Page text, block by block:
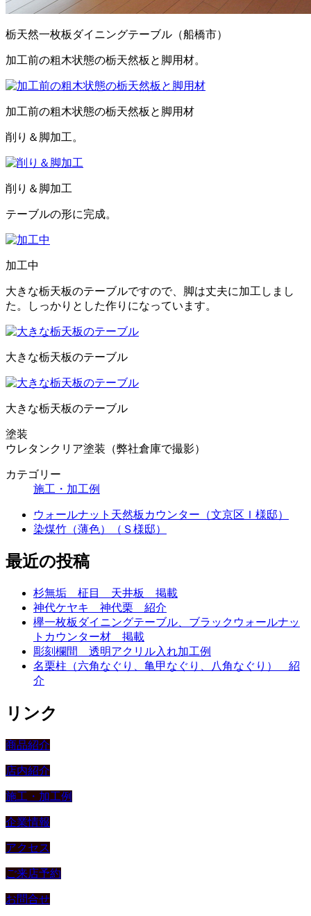
栃天然一枚板ダイニングテーブル（船橋市）
加工前の粗木状態の栃天然板と脚用材。
加工前の粗木状態の栃天然板と脚用材
削り＆脚加工。
削り＆脚加工
テーブルの形に完成。
加工中
大きな栃天板のテーブルですので、脚は丈夫に加工しまし
た。しっかりとした作りになっています。
大きな栃天板のテーブル
大きな栃天板のテーブル
塗装
ウレタンクリア塗装（弊社倉庫で撮影）
カテゴリー
施工・加工例
ウォールナット天然板カウンター（文京区Ｉ様邸）
染煤竹（薄色）（Ｓ様邸）
最近の投稿
杉無垢 柾目 天井板 掲載
神代ケヤキ 神代栗 紹介
欅一枚板ダイニングテーブル、ブラックウォールナッ
トカウンター材 掲載
彫刻欄間 透明アクリル入れ加工例
名栗柱（六角なぐり、亀甲なぐり、八角なぐり） 紹
介
リンク
商品紹介
店内紹介
施工・加工例
企業情報
アクセス
ご来店予約
お問合せ